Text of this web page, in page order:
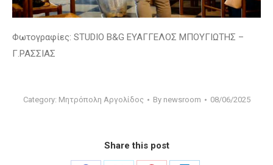
Φωτογραφίες: STUDIO B&G ΕΥΑΓΓΕΛΟΣ ΜΠΟΥΓΙΩΤΗΣ –
Γ.ΡΑΣΣΙΑΣ
Category: Μητρόπολη Αργολίδος By newsroom 08/06/2025
Share this post